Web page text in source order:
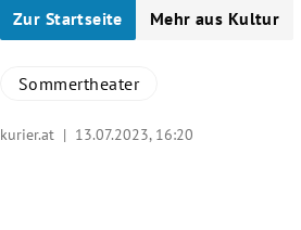
Zur Startseite Mehr aus Kultur
Sommertheater
kurier.at | 13.07.2023, 16:20